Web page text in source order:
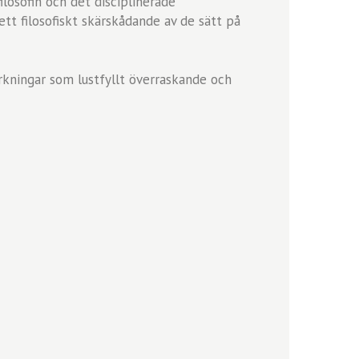
filosofiskt skärskådande av de sätt på
som lustfyllt överraskande och